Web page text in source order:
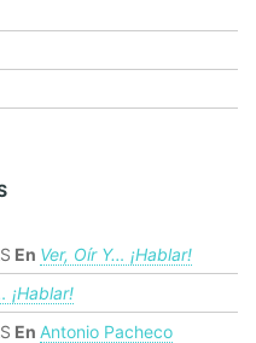
En Ver, Oír Y… ¡hablar!
¡hablar!
En Antonio Pacheco